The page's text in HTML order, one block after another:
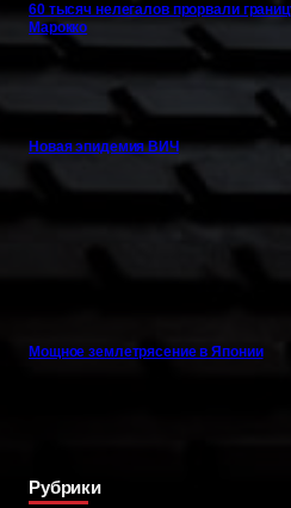
60 тысяч нелегалов прорвали
Марокко
Новая эпидемия ВИЧ
Мощное землетрясение в Японии
Рубрики